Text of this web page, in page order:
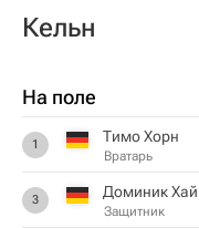
Кельн
На поле
1 Тимо Хорн
Вратарь
3 Доминик
Защитник